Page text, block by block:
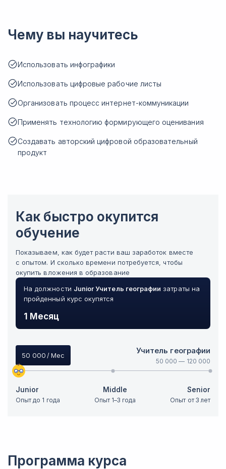
Чему вы научитесь
Использовать инфографики
Использовать цифровые рабочие листы
Организовать процесс интернет-коммуникации
Применять технологию формирующего оценивания
Создавать авторский цифровой образовательный
продукт
Как быстро окупится
обучение
Показываем, как будет расти ваш заработок вместе
с опытом. И сколько времени потребуется, чтобы
окупить вложения в образование
На должности Junior Учитель географии затраты на
пройденный курс окупятся
1 Месяц
50 000 / Мес Учитель географии
50 000 — 120 000
Junior
Опыт до 1 года
Middle
Опыт 1–3 года
Senior
Опыт от 3 лет
Программа курса